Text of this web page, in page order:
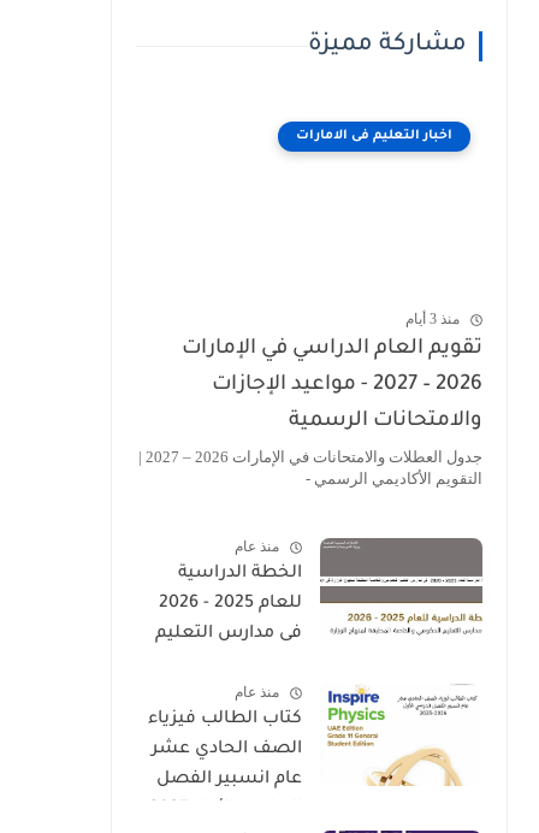
مشاركة مميزة
اخبار التعليم فى الامارات
منذ 3 أيام
تقويم العام الدراسي في الإمارات
2026 – 2027 - مواعيد الإجازات
والامتحانات الرسمية
جدول العطلات والامتحانات في الإمارات 2026 – 2027 |
التقويم الأكاديمي الرسمي -
منذ عام
الخطة الدراسية
للعام 2025 - 2026
فى مدارس التعليم
المطبقة لمنهاج
الوزارة فى الامارات
منذ عام
كتاب الطالب فيزياء
الصف الحادي عشر
عام انسبير الفصل